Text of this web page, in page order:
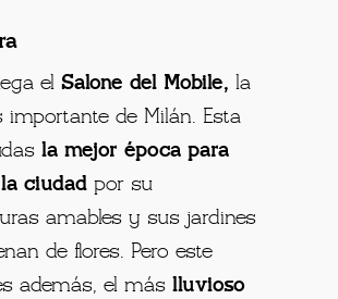
elSalone del Mobile, la
importante de Milán. Esta
la mejor época para
ciudad por su
amables y sus jardines
de flores. Pero este
además, el máslluvioso